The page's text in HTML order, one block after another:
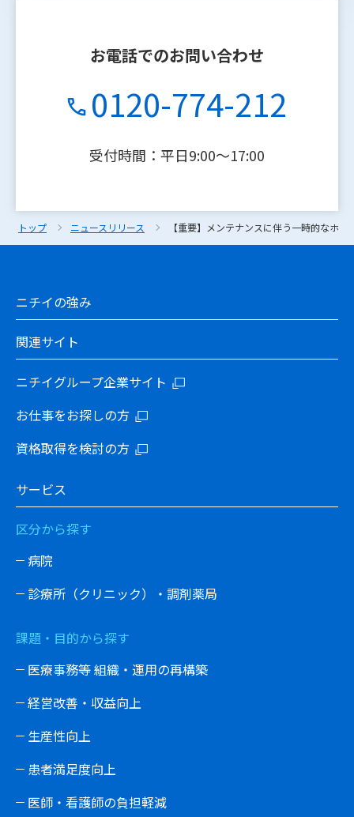
トップ ニュースリリース 【重要】メンテナンスに伴う一時的なホ
お電話でのお問い合わせ
0120-774-212
受付時間：平日9:00〜17:00
トップ ニュースリリース 【重要】メンテナンスに伴う一時的なホ
ニチイの強み
関連サイト
ニチイグループ企業サイト
お仕事をお探しの方
資格取得を検討の方
サービス
区分から探す
病院
診療所（クリニック）・調剤薬局
課題・目的から探す
医療事務等 組織・運用の再構築
経営改善・収益向上
生産性向上
患者満足度向上
医師・看護師の負担軽減